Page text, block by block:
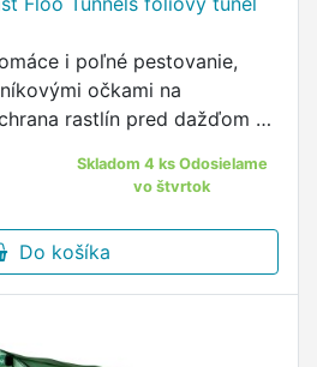
i poľné pestovanie,
očkami na
rastlín pred dažďom a
Skladom 4 ks Odosielame
vo štvrtok
Do košíka